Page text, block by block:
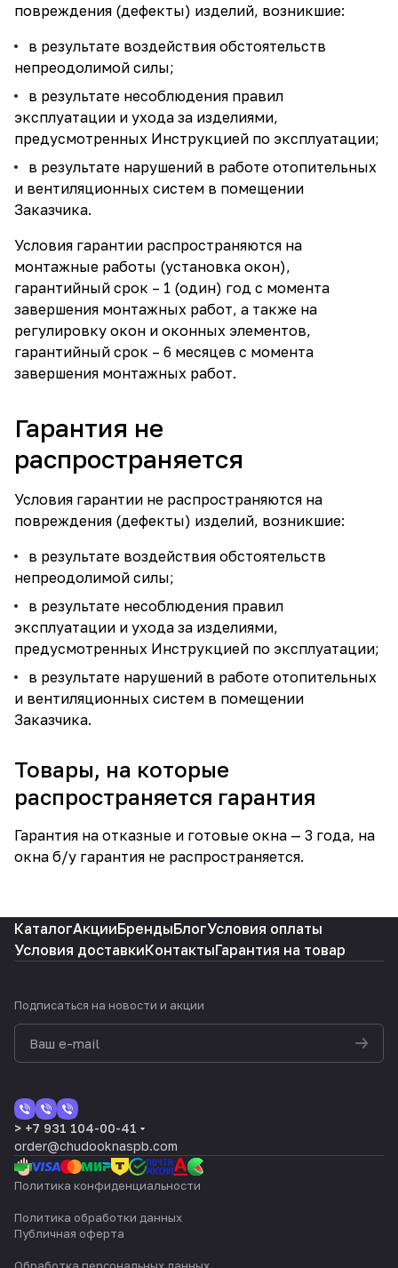
повреждения (дефекты) изделий, возникшие:
в результате воздействия обстоятельств
непреодолимой силы;
в результате несоблюдения правил
эксплуатации и ухода за изделиями,
предусмотренных Инструкцией по эксплуатации;
в результате нарушений в работе отопительных
и вентиляционных систем в помещении
Заказчика.
Условия гарантии распространяются на
монтажные работы (установка окон),
гарантийный срок – 1 (один) год с момента
завершения монтажных работ, а также на
регулировку окон и оконных элементов,
гарантийный срок – 6 месяцев с момента
завершения монтажных работ.
Гарантия не
распространяется
Условия гарантии не распространяются на
повреждения (дефекты) изделий, возникшие:
в результате воздействия обстоятельств
непреодолимой силы;
в результате несоблюдения правил
эксплуатации и ухода за изделиями,
предусмотренных Инструкцией по эксплуатации;
в результате нарушений в работе отопительных
и вентиляционных систем в помещении
Заказчика.
Товары, на которые
распространяется гарантия
Гарантия на отказные и готовые окна — 3 года, на
окна б/у гарантия не распространяется.
КаталогАкцииБрендыБлогУсловия оплаты
Условия доставкиКонтактыГарантия на товар
Подписаться на новости и акции
> +7 931 104-00-41
order@chudooknaspb.com
Политика конфиденциальности
Политика обработки данных
Публичная оферта